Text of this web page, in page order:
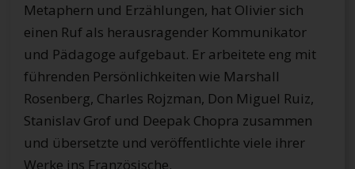
Metaphern und Erzählungen, hat Olivier sich
einen Ruf als herausragender Kommunikator
und Pädagoge aufgebaut. Er arbeitete eng mit
führenden Persönlichkeiten wie Marshall
Rosenberg, Charles Rojzman, Don Miguel Ruiz,
Stanislav Grof und Deepak Chopra zusammen
und übersetzte und veröffentlichte viele ihrer
Werke ins Französische.